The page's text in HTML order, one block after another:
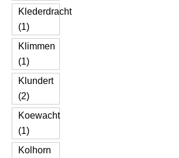
Klederdracht
(1)
Klimmen
(1)
Klundert
(2)
Koewacht
(1)
Kolhorn